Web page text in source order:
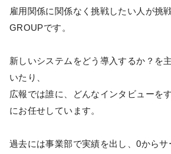
雇用関係に関係なく挑戦したい人が挑
GROUPです。
新しいシステムをどう導入するか？を
いたり、
広報では誰に、どんなインタビューを
にお任せしています。
過去には事業部で実績を出し、0から